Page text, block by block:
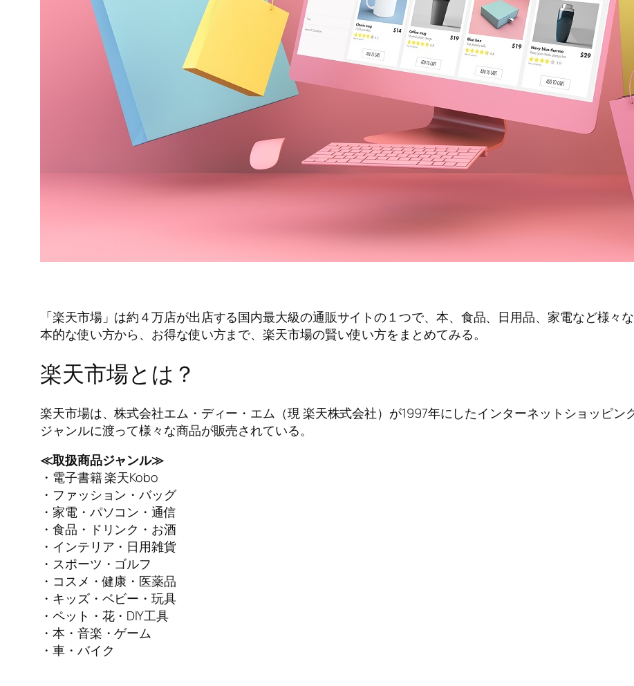
「楽天市場」は約４万店が出店する国内最大級の通販サイトの１つで、本、食品、日用品、家電など様々
本的な使い方から、お得な使い方まで、楽天市場の賢い使い方をまとめてみる。
楽天市場とは？
楽天市場は、株式会社エム・ディー・エム（現 楽天株式会社）が1997年にしたインターネットショッピン
ジャンルに渡って様々な商品が販売されている。
≪取扱商品ジャンル≫
・電子書籍 楽天Kobo
・ファッション・バッグ
・家電・パソコン・通信
・食品・ドリンク・お酒
・インテリア・日用雑貨
・スポーツ・ゴルフ
・コスメ・健康・医薬品
・キッズ・ベビー・玩具
・ペット・花・DIY工具
・本・音楽・ゲーム
・車・バイク